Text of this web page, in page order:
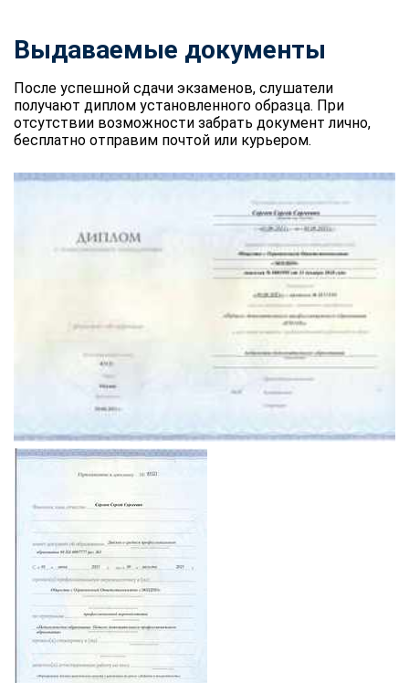
Выдаваемые документы
После успешной сдачи экзаменов, слушатели
получают диплом установленного образца. При
отсутствии возможности забрать документ лично,
бесплатно отправим почтой или курьером.